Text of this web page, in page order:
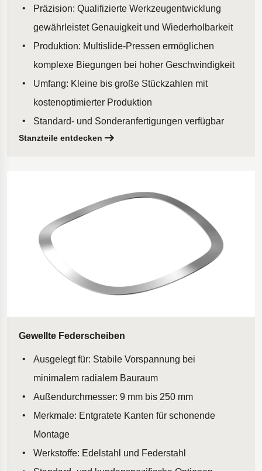
Präzision: Qualifizierte Werkzeugentwicklung
gewährleistet Genauigkeit und Wiederholbarkeit
Produktion: Multislide-Pressen ermöglichen
komplexe Biegungen bei hoher Geschwindigkeit
Umfang: Kleine bis große Stückzahlen mit
kostenoptimierter Produktion
Standard- und Sonderanfertigungen verfügbar
Stanzteile entdecken
Gewellte Federscheiben
Ausgelegt für: Stabile Vorspannung bei
minimalem radialem Bauraum
Außendurchmesser: 9 mm bis 250 mm
Merkmale: Entgratete Kanten für schonende
Montage
Werkstoffe: Edelstahl und Federstahl